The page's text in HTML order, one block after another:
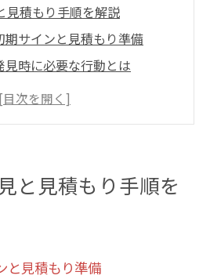
見積もり手順を解説
期サインと見積もり準備
時に必要な行動とは
前に確認したい地下漏水の症
もりで失敗しない重要ポイン
べき代表的なサインとは
と見積もり手順を
と見積もり準備